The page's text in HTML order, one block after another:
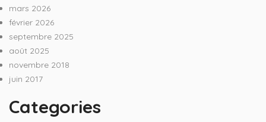
mars 2026
février 2026
septembre 2025
août 2025
novembre 2018
juin 2017
Categories